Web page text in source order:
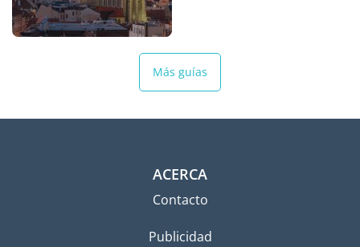
Más guías
ACERCA
Contacto
Publicidad